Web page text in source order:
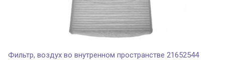
Фильтр, воздух во внутренном пространстве 21652544